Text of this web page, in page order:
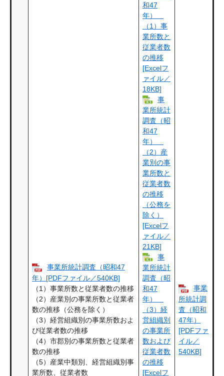
事業所統計調査（昭和47
年）[PDFファイル／540KB]
（1）事業所数と従業者数の推移
（2）産業別の事業所数と従業者
数の推移（公務を除く）
（3）経営組織別の事業所数およ
び従業者数の推移
（4）市郡別の事業所数と従業者
数の推移
（5）産業中類別、経営組織別事
業所数、従業者数
和47
年）
（1）事
業所数と
従業者数
の推移
[Excelフ
ァイル／
18KB]
事
業所統計
調査（昭
和47
年）
（2）産
業別の事
業所数と
従業者数
の推移
（公務を
除く）
[Excelフ
ァイル／
21KB]
事
業所統計
調査（昭
和47
年）
（3）経
営組織別
の事業所
数および
従業者数
の推移
[Excelフ
事業
所統計調
査（昭和
47年）
[PDFファ
イル／
540KB]